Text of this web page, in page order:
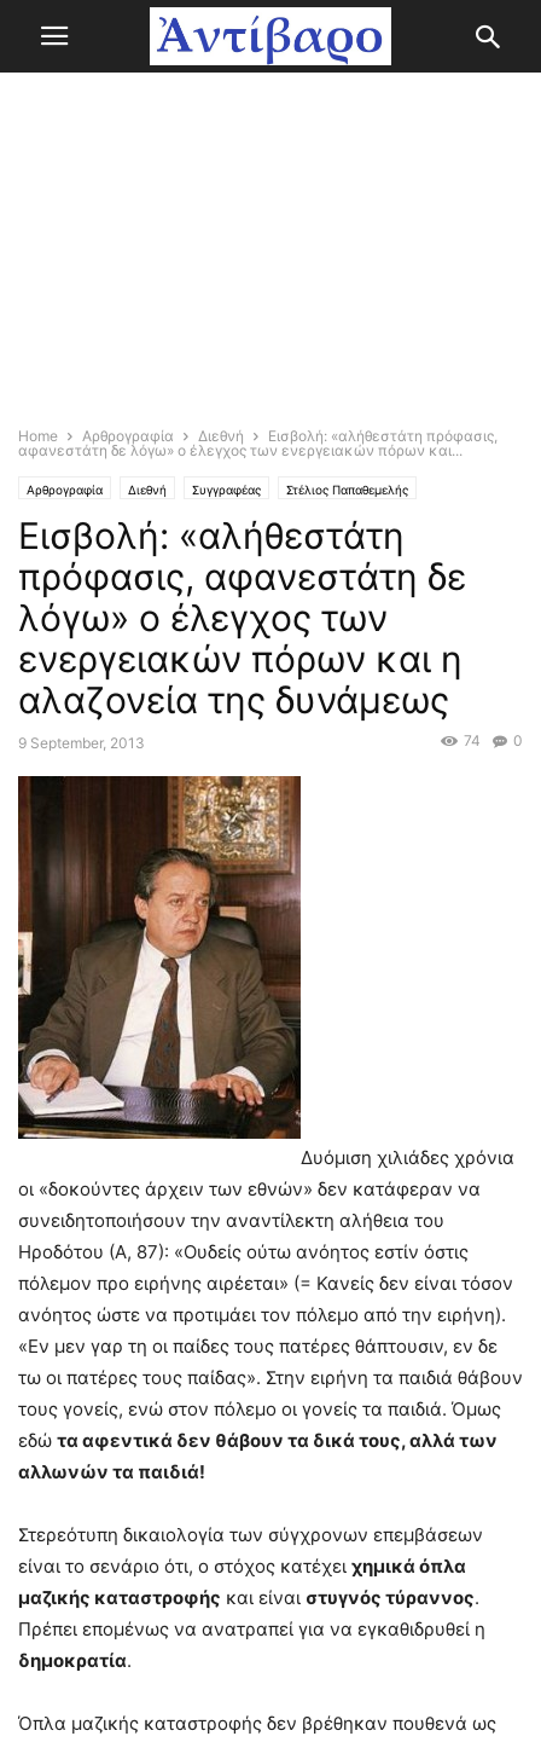
Home Αρθρογραφία Διεθνή
Εισβολή: «αλήθεστάτη πρόφασις,
αφανεστάτη δε λόγω» ο έλεγχος των ενεργειακών πόρων και...
Αρθρογραφία Διεθνή Συγγραφέας Στέλιος Παπαθεμελής
Εισβολή: «αλήθεστάτη
πρόφασις, αφανεστάτη δε
λόγω» ο έλεγχος των
ενεργειακών πόρων και η
αλαζονεία της δυνάμεως
9 September, 2013 0
74
Δυόμιση χιλιάδες χρόνια
οι «δοκούντες άρχειν των εθνών» δεν κατάφεραν να
συνειδητοποιήσουν την αναντίλεκτη αλήθεια του
Ηροδότου (Α, 87): «Ουδείς ούτω ανόητος εστίν όστις
πόλεμον προ ειρήνης αιρέεται» (= Κανείς δεν είναι τόσον
ανόητος ώστε να προτιμάει τον πόλεμο από την ειρήνη).
«Εν μεν γαρ τη οι παίδες τους πατέρες θάπτουσιν, εν δε
τω οι πατέρες τους παίδας». Στην ειρήνη τα παιδιά θάβουν
τους γονείς, ενώ στον πόλεμο οι γονείς τα παιδιά. Όμως
εδώ τα αφεντικά δεν θάβουν τα δικά τους, αλλά των
αλλωνών τα παιδιά!
Στερεότυπη δικαιολογία των σύγχρονων επεμβάσεων
είναι το σενάριο ότι, ο στόχος κατέχει χημικά όπλα
μαζικής καταστροφής και είναι στυγνός τύραννος.
Πρέπει επομένως να ανατραπεί για να εγκαθιδρυθεί η
δημοκρατία.
Όπλα μαζικής καταστροφής δεν βρέθηκαν πουθενά ως